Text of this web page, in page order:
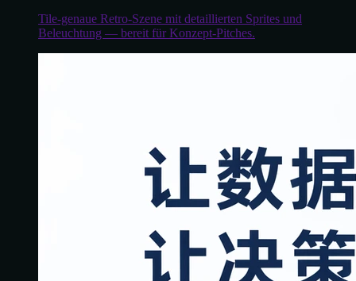
Tile-genaue Retro-Szene mit detaillierten Sprites und
Beleuchtung — bereit für Konzept-Pitches.